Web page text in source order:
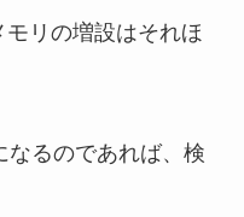
リの増設はそれほ
なるのであれば、検